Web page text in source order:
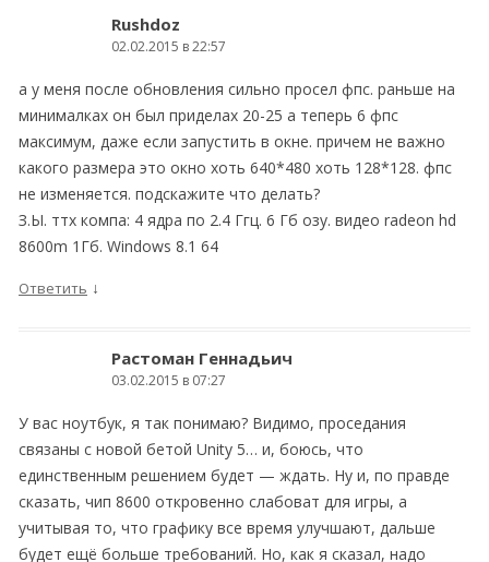
Rushdoz
02.02.2015 в 22:57
а у меня после обновления сильно просел фпс. раньше на
минималках он был приделах 20-25 а теперь 6 фпс
максимум, даже если запустить в окне. причем не важно
какого размера это окно хоть 640*480 хоть 128*128. фпс
не изменяется. подскажите что делать?
З.Ы. ттх компа: 4 ядра по 2.4 Ггц. 6 Гб озу. видео radeon hd
8600m 1Гб. Windows 8.1 64
Ответить ↓
Растоман Геннадьич
03.02.2015 в 07:27
У вас ноутбук, я так понимаю? Видимо, проседания
связаны с новой бетой Unity 5… и, боюсь, что
единственным решением будет — ждать. Ну и, по правде
сказать, чип 8600 откровенно слабоват для игры, а
учитывая то, что графику все время улучшают, дальше
будет ещё больше требований. Но, как я сказал, надо